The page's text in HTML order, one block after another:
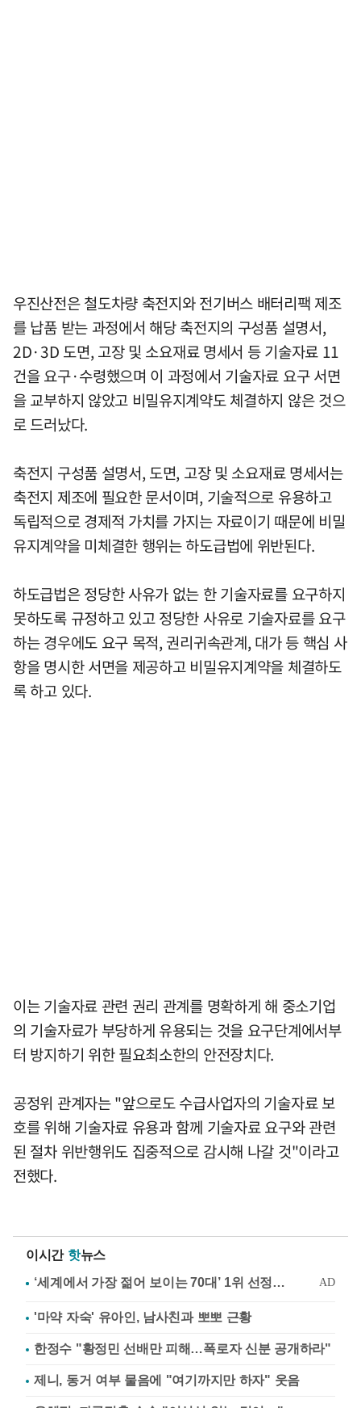
우진산전은 철도차량 축전지와 전기버스 배터리팩 제조
를 납품 받는 과정에서 해당 축전지의 구성품 설명서,
2D·3D 도면, 고장 및 소요재료 명세서 등 기술자료 11
건을 요구·수령했으며 이 과정에서 기술자료 요구 서면
을 교부하지 않았고 비밀유지계약도 체결하지 않은 것으
로 드러났다.
축전지 구성품 설명서, 도면, 고장 및 소요재료 명세서는
축전지 제조에 필요한 문서이며, 기술적으로 유용하고
독립적으로 경제적 가치를 가지는 자료이기 때문에 비밀
유지계약을 미체결한 행위는 하도급법에 위반된다.
하도급법은 정당한 사유가 없는 한 기술자료를 요구하지
못하도록 규정하고 있고 정당한 사유로 기술자료를 요구
하는 경우에도 요구 목적, 권리귀속관계, 대가 등 핵심 사
항을 명시한 서면을 제공하고 비밀유지계약을 체결하도
록 하고 있다.
이는 기술자료 관련 권리 관계를 명확하게 해 중소기업
의 기술자료가 부당하게 유용되는 것을 요구단계에서부
터 방지하기 위한 필요최소한의 안전장치다.
공정위 관계자는 "앞으로도 수급사업자의 기술자료 보
호를 위해 기술자료 유용과 함께 기술자료 요구와 관련
된 절차 위반행위도 집중적으로 감시해 나갈 것"이라고
전했다.
이시간 핫뉴스
'마약 자숙' 유아인, 남사친과 뽀뽀 근황
한정수 "황정민 선배만 피해…폭로자 신분 공개하라"
제니, 동거 여부 물음에 "여기까지만 하자" 웃음